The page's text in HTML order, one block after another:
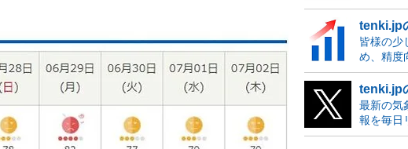
tenki.jp
皆様の少
め、精度
tenki.jp
最新の気
報を毎日